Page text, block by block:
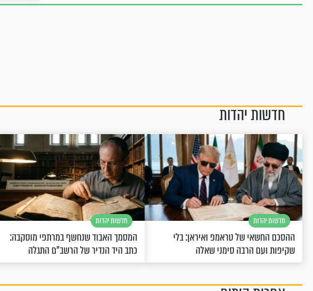
חדשות יהדות
חדשות יהדות
ההסכם החשאי של טראמפ ואיראן: בלי
שקיפות ועם הרבה סימני שאלה
חדשות יהדות
המסמך האבוד שנחשף במרתפי מוסקבה:
כתב היד הנדיר של הרשב"ם התגלה